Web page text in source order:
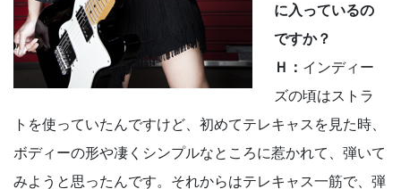
に入っているの
ですか？
Ｈ： インディー
ズの頃はストラ
トを使っていたんですけど、初めてテレキャスを見た時、
ボディーの形や凄くシンプルなところに惹かれて、弾いて
みようと思ったんです。それからはテレキャス一筋で、弾